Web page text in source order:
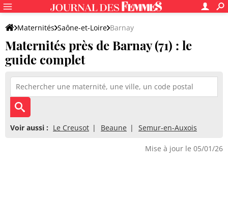
Maternités Saône-et-Loire Barnay
Maternités près de Barnay (71) : le
guide complet
Voir aussi : Le Creusot Beaune Semur-en-Auxois
Mise à jour le 05/01/26